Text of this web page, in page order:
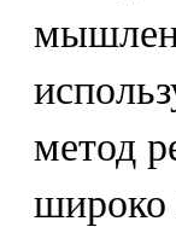
метод
широко